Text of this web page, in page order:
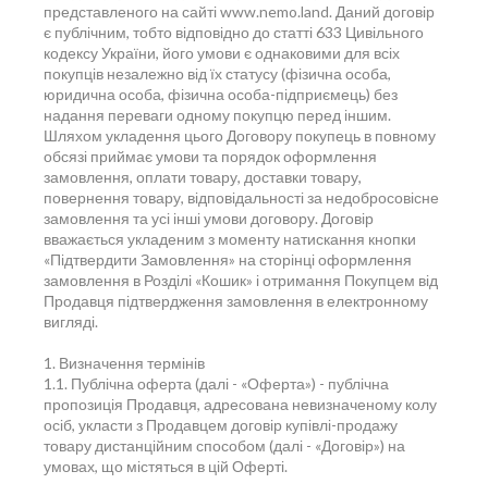
представленого на сайті www.nemo.land. Даний договір
є публічним, тобто відповідно до статті 633 Цивільного
кодексу України, його умови є однаковими для всіх
покупців незалежно від їх статусу (фізична особа,
юридична особа, фізична особа-підприємець) без
надання переваги одному покупцю перед іншим.
Шляхом укладення цього Договору покупець в повному
обсязі приймає умови та порядок оформлення
замовлення, оплати товару, доставки товару,
повернення товару, відповідальності за недобросовісне
замовлення та усі інші умови договору. Договір
вважається укладеним з моменту натискання кнопки
«Підтвердити Замовлення» на сторінці оформлення
замовлення в Розділі «Кошик» і отримання Покупцем від
Продавця підтвердження замовлення в електронному
вигляді.
1. Визначення термінів
1.1. Публічна оферта (далі - «Оферта») - публічна
пропозиція Продавця, адресована невизначеному колу
осіб, укласти з Продавцем договір купівлі-продажу
товару дистанційним способом (далі - «Договір») на
умовах, що містяться в цій Оферті.